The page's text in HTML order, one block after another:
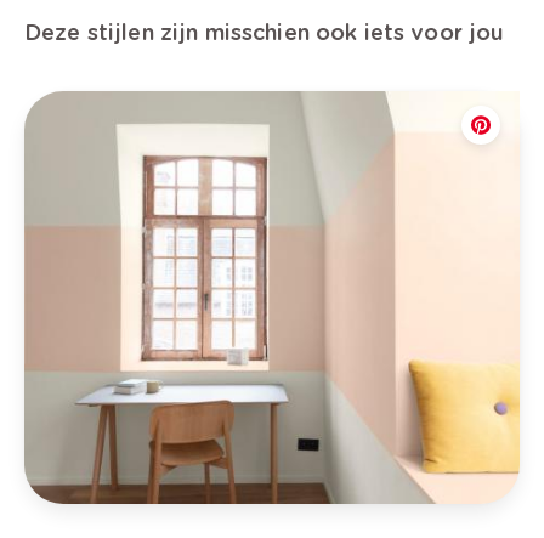
Deze stijlen zijn misschien ook iets voor jou